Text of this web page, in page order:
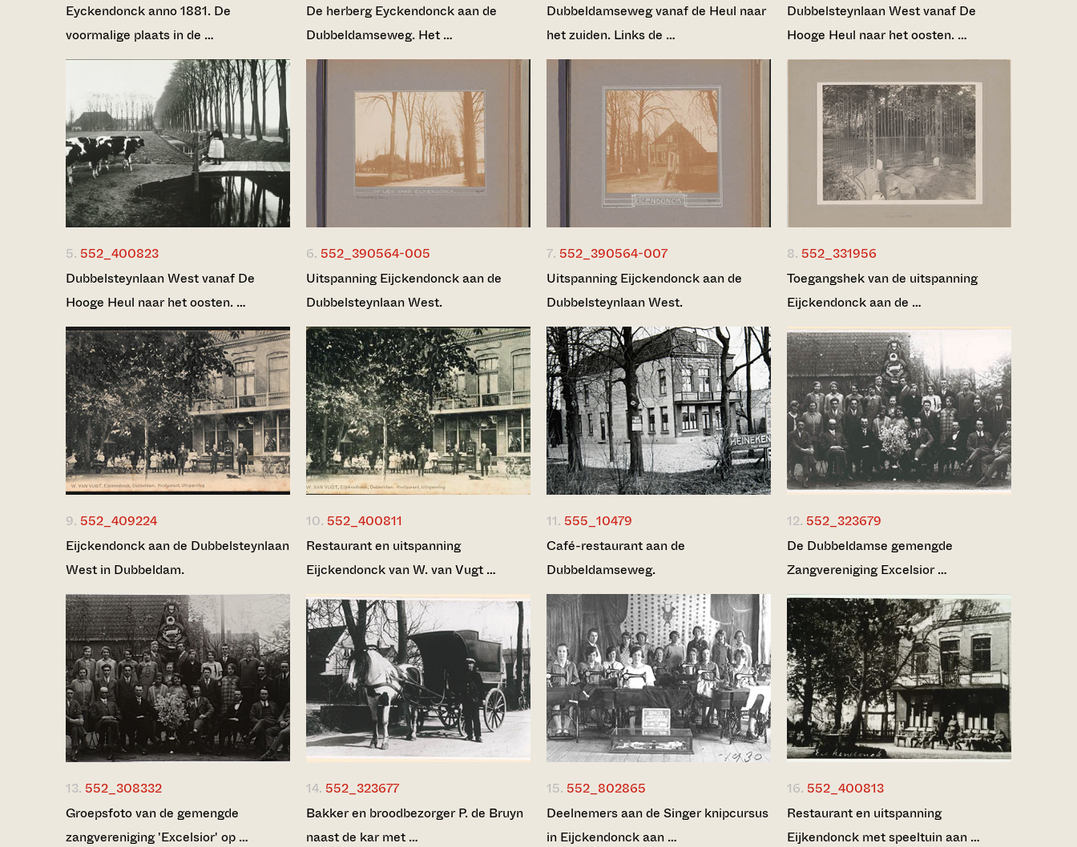
Eyckendonck anno 1881. De
voormalige plaats in de …
De herberg Eyckendonck aan de
Dubbeldamseweg. Het …
Dubbeldamseweg vanaf de Heul naar
het zuiden. Links de …
Dubbelsteynlaan West vanaf De
Hooge Heul naar het oosten. …
5. 552_400823
Dubbelsteynlaan West vanaf De
Hooge Heul naar het oosten. …
6. 552_390564-005
Uitspanning Eijckendonck aan de
Dubbelsteynlaan West.
7. 552_390564-007
Uitspanning Eijckendonck aan de
Dubbelsteynlaan West.
8. 552_331956
Toegangshek van de uitspanning
Eijckendonck aan de …
9. 552_409224
Eijckendonck aan de Dubbelsteynlaan
West in Dubbeldam.
10. 552_400811
Restaurant en uitspanning
Eijckendonck van W. van Vugt …
11. 555_10479
Café-restaurant aan de
Dubbeldamseweg.
12. 552_323679
De Dubbeldamse gemengde
Zangvereniging Excelsior …
13. 552_308332
Groepsfoto van de gemengde
zangvereniging 'Excelsior' op …
14. 552_323677
Bakker en broodbezorger P. de Bruyn
naast de kar met …
15. 552_802865
Deelnemers aan de Singer knipcursus
in Eijckendonck aan …
16. 552_400813
Restaurant en uitspanning
Eijkendonck met speeltuin aan …